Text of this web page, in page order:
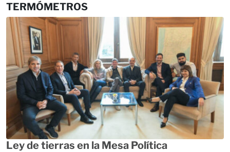
TERMÓMETROS
Ley de tierras en la Mesa Política